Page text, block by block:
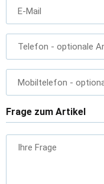
E-Mail
Telefon - optionale
Mobiltelefon -
Frage zum Artikel
Ihre Frage